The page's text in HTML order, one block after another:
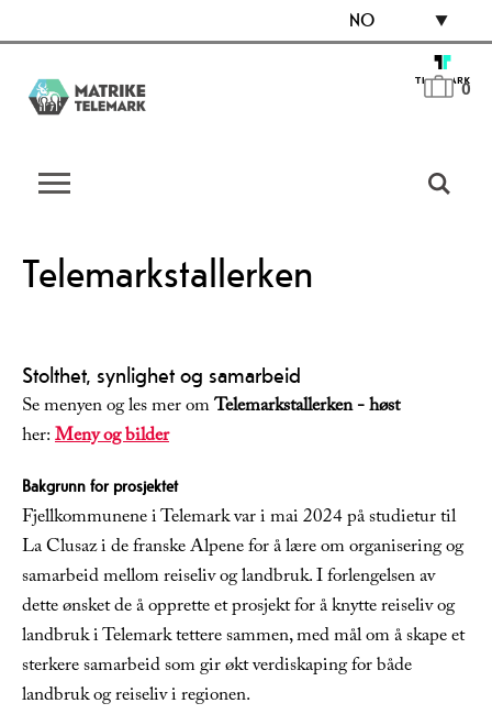
NO
0
Telemarkstallerken
Stolthet, synlighet og samarbeid
Se menyen og les mer omTelemarkstallerken - høst
her:Meny og bilder
Bakgrunn for prosjektet
Fjellkommunene i Telemark var i mai 2024 på studietur til
La Clusaz i de franske Alpene for å lære om organisering og
samarbeid mellom reiseliv og landbruk. I forlengelsen av
dette ønsket de å opprette et prosjekt for å knytte reiseliv og
landbruk i Telemark tettere sammen, med mål om å skape et
sterkere samarbeid som gir økt verdiskaping for både
landbruk og reiseliv i regionen.